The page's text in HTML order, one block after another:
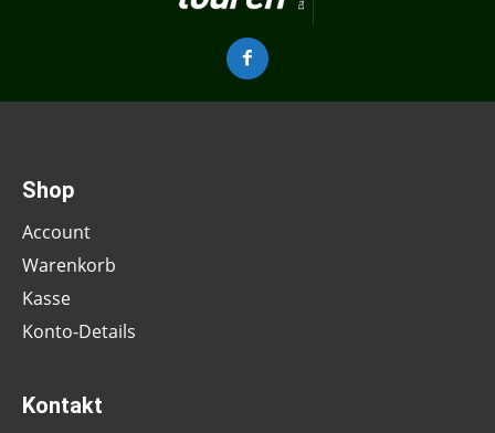
Shop
Account
Warenkorb
Kasse
Konto-Details
Kontakt